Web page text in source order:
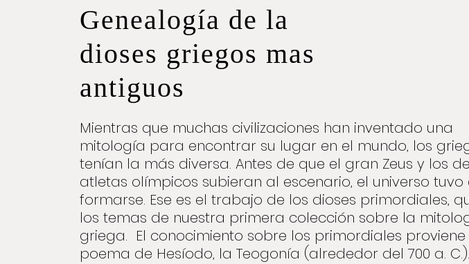
Mientras que muchas civilizaciones han inventado una
mitología para encontrar su lugar en el mundo, los
tenían la más diversa. Antes de que el gran Zeus y los
atletas olímpicos subieran al escenario, el universo tuvo
formarse. Ese es el trabajo de los dioses primordiales,
los temas de nuestra primera colección sobre la
griega. El conocimiento sobre los primordiales proviene
poema de Hesíodo, la Teogonía (alrededor del 700 a. C.).
Genealogía de la
dioses griegos mas
antiguos